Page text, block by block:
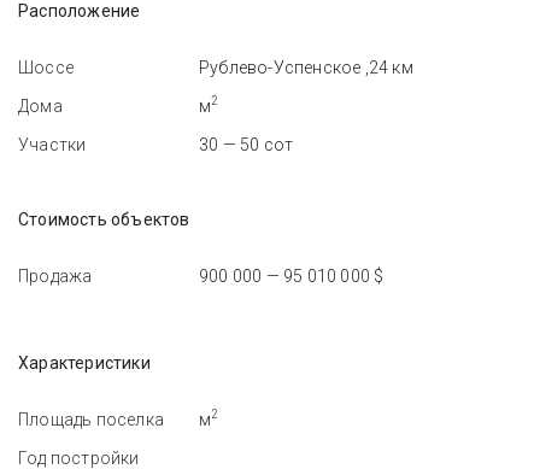
Расположение
Шоссе
Рублево-Успенское ,24 км
Дома
м2
Участки 30 — 50 сот
Стоимость объектов
Продажа 900 000 — 95 010 000 $
Характеристики
Площадь поселка м2
Год постройки